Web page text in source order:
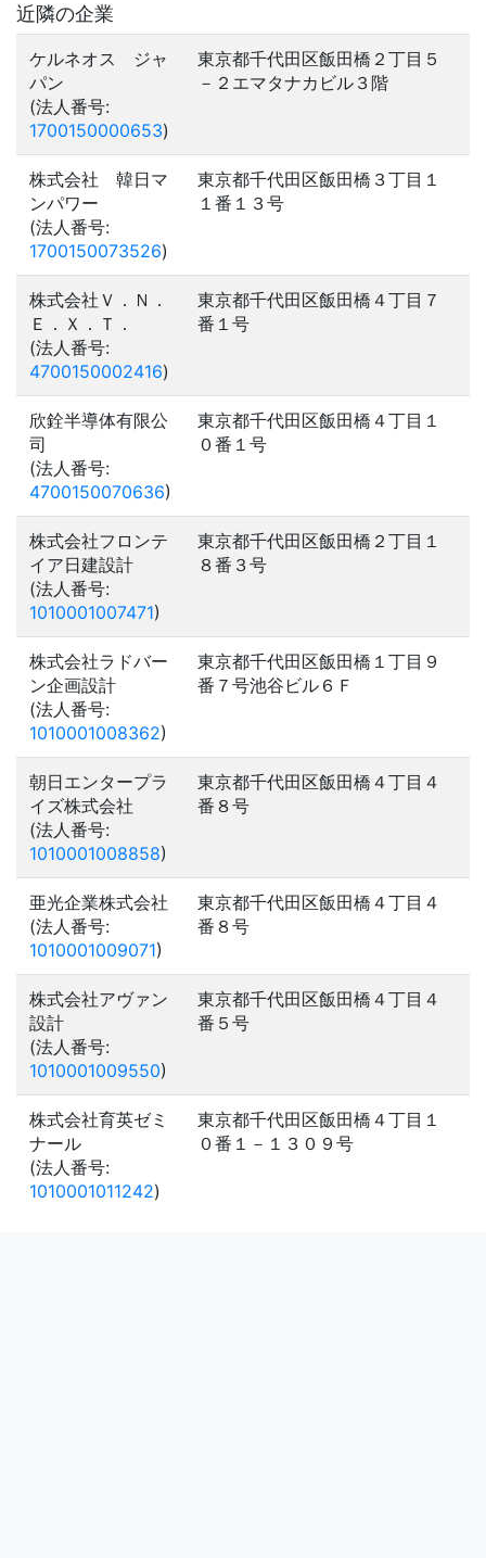
近隣の企業
ケルネオス ジャ
パン
(法人番号:
1700150000653)
東京都千代田区飯田橋２丁目５
－２エマタナカビル３階
株式会社 韓日マ
ンパワー
(法人番号:
1700150073526)
東京都千代田区飯田橋３丁目１
１番１３号
株式会社Ｖ．Ｎ．
Ｅ．Ｘ．Ｔ．
(法人番号:
4700150002416)
東京都千代田区飯田橋４丁目７
番１号
欣銓半導体有限公
司
(法人番号:
4700150070636)
東京都千代田区飯田橋４丁目１
０番１号
株式会社フロンテ
イア日建設計
(法人番号:
1010001007471)
東京都千代田区飯田橋２丁目１
８番３号
株式会社ラドバー
ン企画設計
(法人番号:
1010001008362)
東京都千代田区飯田橋１丁目９
番７号池谷ビル６Ｆ
朝日エンタープラ
イズ株式会社
(法人番号:
1010001008858)
東京都千代田区飯田橋４丁目４
番８号
亜光企業株式会社
(法人番号:
1010001009071)
東京都千代田区飯田橋４丁目４
番８号
株式会社アヴァン
設計
(法人番号:
1010001009550)
東京都千代田区飯田橋４丁目４
番５号
株式会社育英ゼミ
ナール
(法人番号:
1010001011242)
東京都千代田区飯田橋４丁目１
０番１－１３０９号